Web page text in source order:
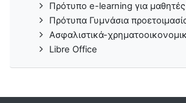
Πρότυπο e-learning για μαθητές
Πρότυπα Γυμνάσια
Ασφαλιστικά-
Libre Office